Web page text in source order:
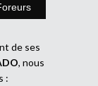
de ses
, nous
: